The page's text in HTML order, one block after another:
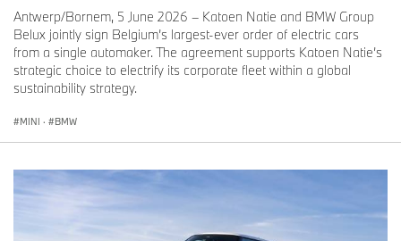
Antwerp/Bornem, 5 June 2026 – Katoen Natie and BMW Group
Belux jointly sign Belgium’s largest-ever order of electric cars
from a single automaker. The agreement supports Katoen Natie’s
strategic choice to electrify its corporate fleet within a global
sustainability strategy.
MINI · BMW